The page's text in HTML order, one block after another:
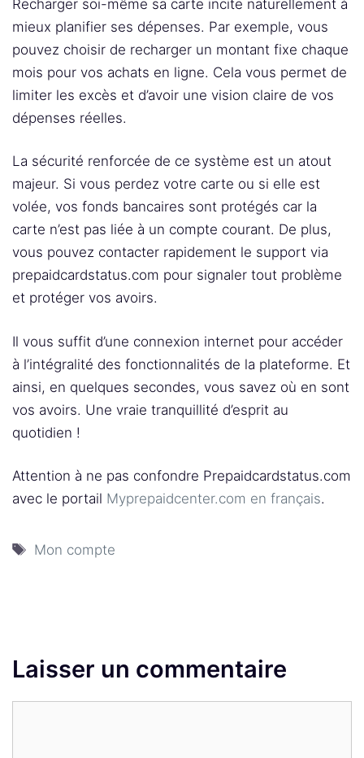
Recharger soi-même sa carte incite naturellement à
mieux planifier ses dépenses. Par exemple, vous
pouvez choisir de recharger un montant fixe chaque
mois pour vos achats en ligne. Cela vous permet de
limiter les excès et d’avoir une vision claire de vos
dépenses réelles.
La sécurité renforcée de ce système est un atout
majeur. Si vous perdez votre carte ou si elle est
volée, vos fonds bancaires sont protégés car la
carte n’est pas liée à un compte courant. De plus,
vous pouvez contacter rapidement le support via
prepaidcardstatus.com pour signaler tout problème
et protéger vos avoirs.
Il vous suffit d’une connexion internet pour accéder
à l’intégralité des fonctionnalités de la plateforme. Et
ainsi, en quelques secondes, vous savez où en sont
vos avoirs. Une vraie tranquillité d’esprit au
quotidien !
Attention à ne pas confondre Prepaidcardstatus.com
avec le portail Myprepaidcenter.com en français.
Étiquettes
Mon compte
Laisser un commentaire